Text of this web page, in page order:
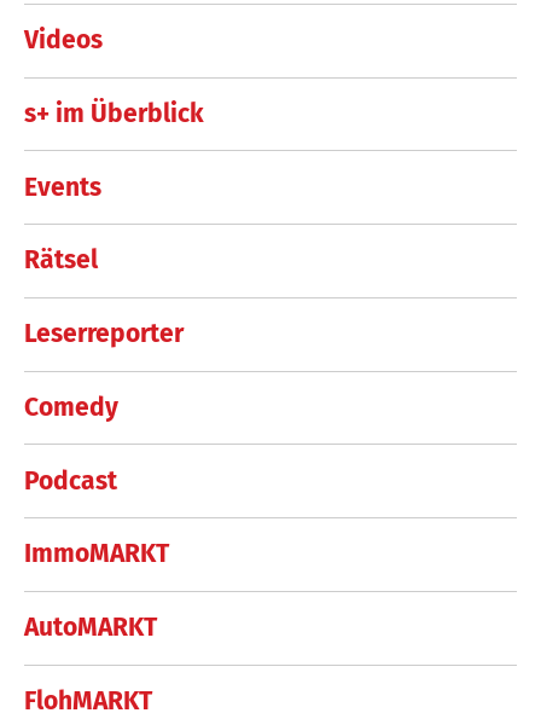
Videos
s+ im Überblick
Events
Rätsel
Leserreporter
Comedy
Podcast
ImmoMARKT
AutoMARKT
FlohMARKT